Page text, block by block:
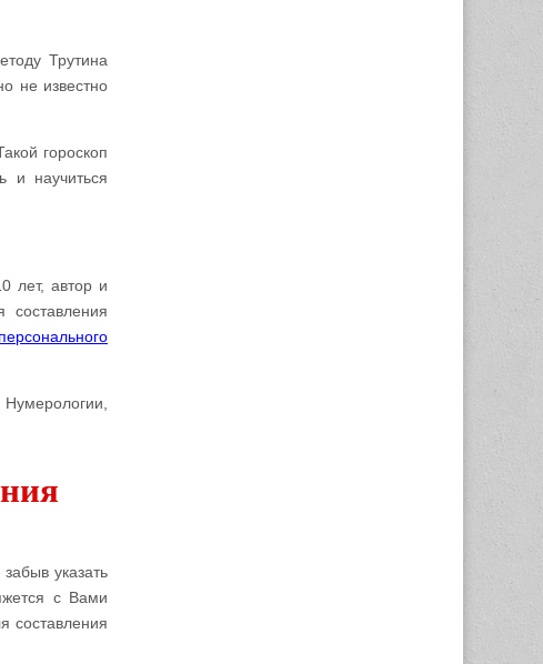
Трутина
не известно
гороскоп
и научиться
лет, автор и
составления
персонального
Нумерологии,
указать
с Вами
составления